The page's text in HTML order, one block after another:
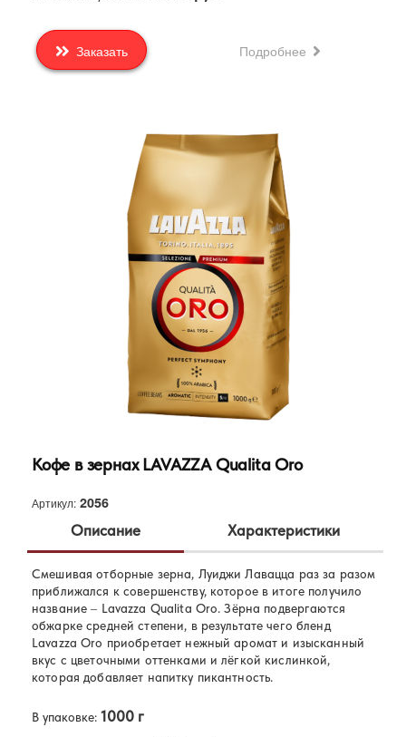
Заказать Подробнее
Кофе в зернах LAVAZZA Qualita Oro
Артикул: 2056
Описание
Характеристики
Смешивая отборные зерна, Луиджи Лавацца раз за разом
приближался к совершенству, которое в итоге получило
название – Lavazza Qualita Oro. Зёрна подвергаются
обжарке средней степени, в результате чего бленд
Lavazza Oro приобретает нежный аромат и изысканный
вкус с цветочными оттенками и лёгкой кислинкой,
которая добавляет напитку пикантность.
Бренд:Lavazza
Состав:100% Арабика
В упаковке: 1000 г